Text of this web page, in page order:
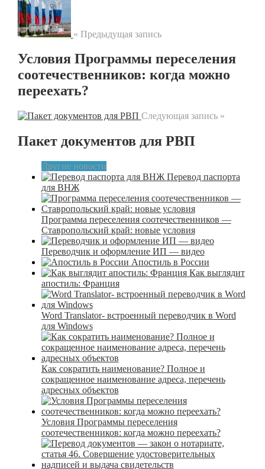
« Предыдущая запись
Условия Программы переселения
соотечественников: когда можно
переехать?
Следующая запись »
Пакет документов для РВП
Другие новости
Перевод паспорта
для ВНЖ
Программа переселения соотечественников —
Ставропольский край: новые условия
Переводчик и оформление ИП — видео
Апостиль в России
Как выглядит
апостиль: Франция
Word Translator- встроенный переводчик в Word
для Windows
Как сократить наименование? Полное и
сокращенное наименование адреса, перечень
адресных объектов
Условия Программы переселения
соотечественников: когда можно переехать?